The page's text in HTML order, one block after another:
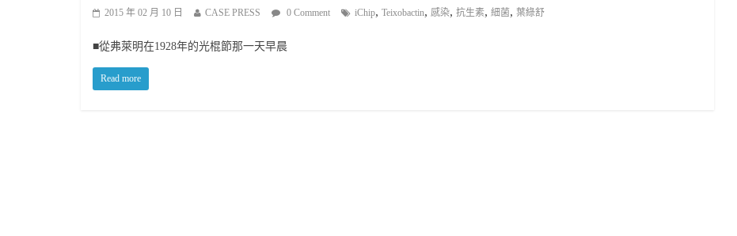
2015 年 02 月 10 日 CASE PRESS 0 Comment iChip, Teixobactin, 感染, 抗生素, 細菌, 葉綠舒
■從弗萊明在1928年的光棍節那一天早晨
Read more